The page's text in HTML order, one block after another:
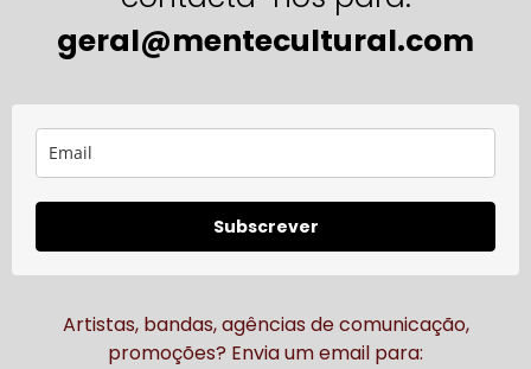
geral@mentecultural.com
Subscrever
Artistas, bandas, agências de comunicação,
promoções? Envia um email para: